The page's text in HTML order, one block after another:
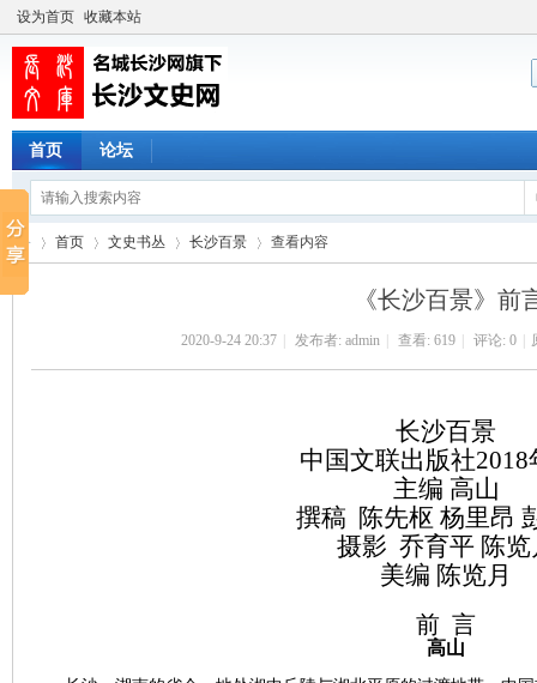
设为首页 收藏本站
首页 论坛
首页 文史书丛 长沙百景
›
查看内容
《长沙百景》前
2020-9-24 20:37 发布者: admin 查看: 619 评论: 0
长沙百景
中国文联出版社2018
主编 高山
撰稿 陈先枢 杨里昂
摄影 乔育平 陈览
美编 陈览月
前 言
高山